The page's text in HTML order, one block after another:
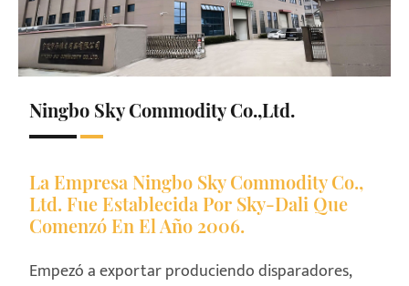
Ningbo Sky Commodity Co.,Ltd.
La Empresa Ningbo Sky Commodity Co.,
Ltd. Fue Establecida Por Sky-Dali Que
Comenzó En El Año 2006.
Empezó a exportar produciendo disparadores,